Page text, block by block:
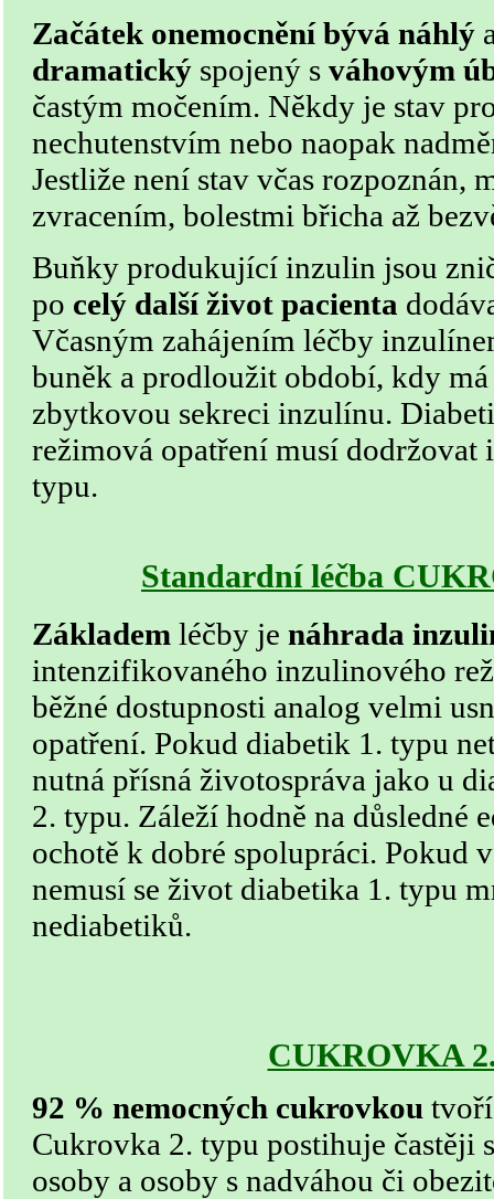
Začátek onemocnění bývá náhlý
dramatický spojený s váhovým
častým močením. Někdy je stav
nechutenstvím nebo naopak
Jestliže není stav včas rozpoznán,
zvracením, bolestmi břicha až
Buňky produkující inzulin jsou
po celý další život pacienta
Včasným zahájením léčby
buněk a prodloužit období, kdy
zbytkovou sekreci inzulínu.
režimová opatření musí dodržovat
typu.
Standardní léčba
Základem léčby je náhrada
intenzifikovaného inzulinového
běžné dostupnosti analog velmi
opatření. Pokud diabetik 1. typu
nutná přísná životospráva jako u
2. typu. Záleží hodně na důsledné
ochotě k dobré spolupráci. Pokud
nemusí se život diabetika 1. typu
nediabetiků.
CUKROVKA
92 % nemocných cukrovkou
Cukrovka 2. typu postihuje častěji
osoby a osoby s nadváhou či